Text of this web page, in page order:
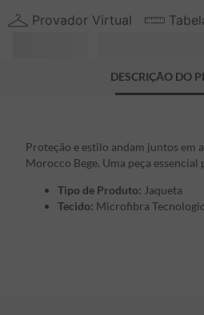
Provador Virtual
DESCRIÇÃO DO
Proteção e estilo andam juntos em
Morocco Bege. Uma peça essencial
Tipo de Produto: Jaqueta
Tecido: Microfibra